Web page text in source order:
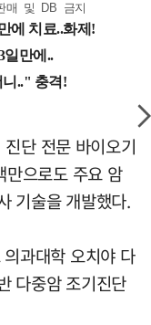
매 및 DB 금지
단 전문 바이오기
만으로도 주요 암
기술을 개발했다.
과대학 오치야 다
다중암 조기진단